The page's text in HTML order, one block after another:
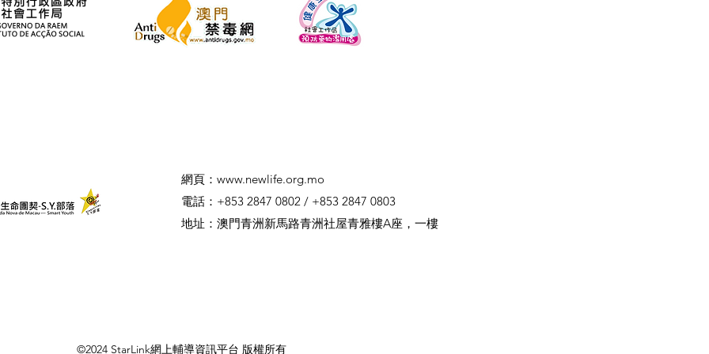
​網頁： www.newlife.org.mo
電話：+853 2847 0802 / +853 2847 0803
​地址：澳門青洲新馬路青洲社屋青雅樓A座，一樓
©2024 StarLink網上輔導資訊平台 版權所有